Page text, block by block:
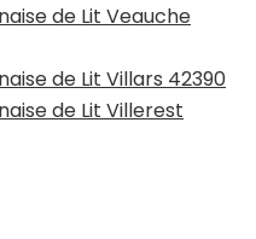
de Lit Veauche
de Lit Villars 42390
de Lit Villerest